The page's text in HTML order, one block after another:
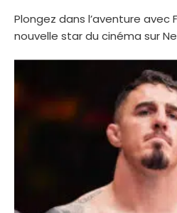
Plongez dans l’aventure avec
nouvelle star du cinéma sur